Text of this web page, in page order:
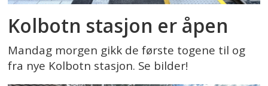
Kolbotn stasjon er åpen
Mandag morgen gikk de første togene til og
fra nye Kolbotn stasjon. Se bilder!